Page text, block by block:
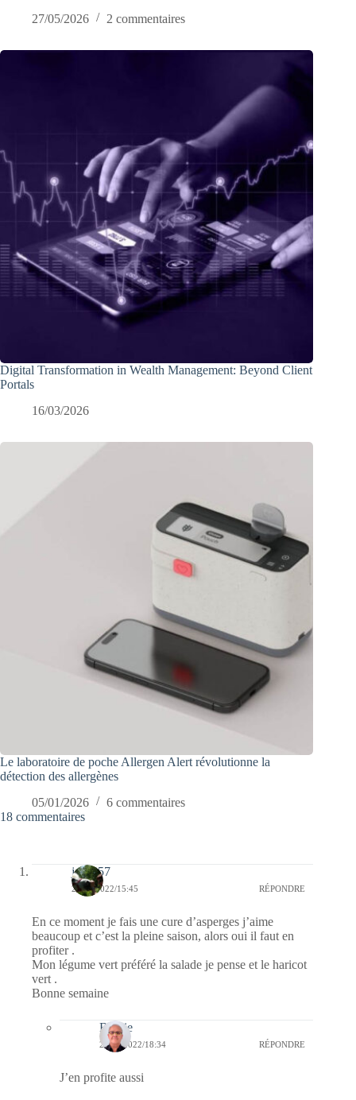
27/05/2026
2 commentaires
Digital Transformation in Wealth Management: Beyond Client
Portals
16/03/2026
Le laboratoire de poche Allergen Alert révolutionne la
détection des allergènes
05/01/2026
6 commentaires
18 commentaires
jazzy57
26/04/2022/15:45 RÉPONDRE
En ce moment je fais une cure d’asperges j’aime
beaucoup et c’est la pleine saison, alors oui il faut en
profiter .
Mon légume vert préféré la salade je pense et le haricot
vert .
Bonne semaine
Bernie
28/04/2022/18:34 RÉPONDRE
J’en profite aussi